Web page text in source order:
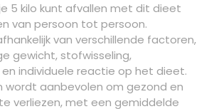
5 kilo kunt afvallen met dit dieet
van persoon tot persoon.
van verschillende factoren,
gewicht, stofwisseling,
individuele reactie op het dieet.
wordt aanbevolen om gezond en
verliezen, met een gemiddelde